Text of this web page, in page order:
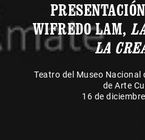
WIFREDO LAM,
LA
Teatro del Museo Nacional
de Arte
16 de